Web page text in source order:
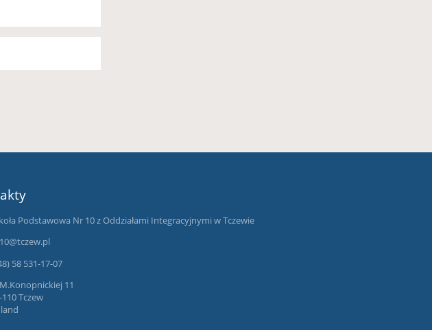
Podstawowa Nr 10 z Oddziałami Integracyjnymi w Tczewie
58 531-17-07
11
Tczew